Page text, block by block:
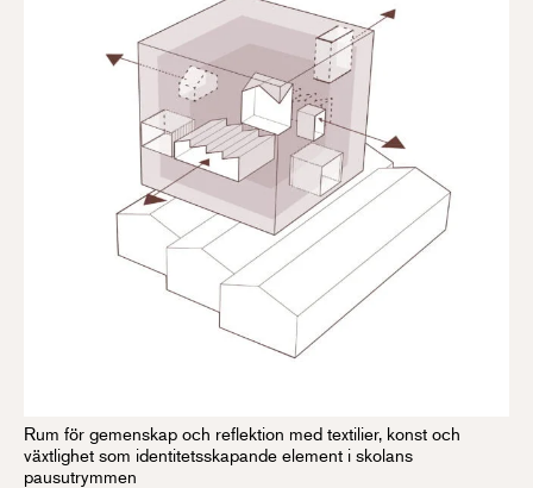
Rum för gemenskap och reflektion med textilier, konst och
växtlighet som identitetsskapande element i skolans
pausutrymmen